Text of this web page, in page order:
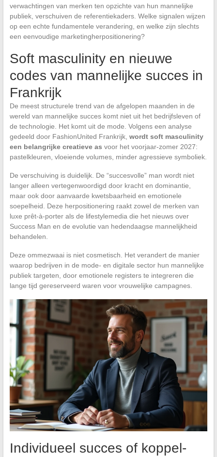
verwachtingen van merken ten opzichte van hun mannelijke
publiek, verschuiven de referentiekaders. Welke signalen wijzen
op een echte fundamentele verandering, en welke zijn slechts
een eenvoudige marketingherpositionering?
Soft masculinity en nieuwe
codes van mannelijke succes in
Frankrijk
De meest structurele trend van de afgelopen maanden in de
wereld van mannelijke succes komt niet uit het bedrijfsleven of
de technologie. Het komt uit de mode. Volgens een analyse
gedeeld door FashionUnited Frankrijk, wordt soft masculinity
een belangrijke creatieve as voor het voorjaar-zomer 2027:
pastelkleuren, vloeiende volumes, minder agressieve symboliek.
De verschuiving is duidelijk. De “succesvolle” man wordt niet
langer alleen vertegenwoordigd door kracht en dominantie,
maar ook door aanvaarde kwetsbaarheid en emotionele
soepelheid. Deze herpositionering raakt zowel de merken van
luxe prêt-à-porter als de lifestylemedia die het nieuws over
Success Man en de evolutie van hedendaagse mannelijkheid
behandelen.
Deze ommezwaai is niet cosmetisch. Het verandert de manier
waarop bedrijven in de mode- en digitale sector hun mannelijke
publiek targeten, door emotionele registers te integreren die
lange tijd gereserveerd waren voor vrouwelijke campagnes.
Individueel succes of koppel-